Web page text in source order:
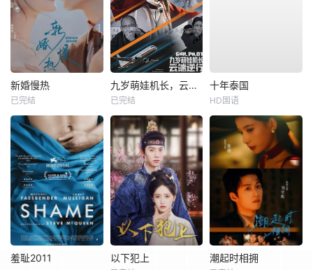
新婚慢热
已完结
九岁萌娃机长，云端逆行
已完结
十年泰国
HD国语
羞耻2011 以下犯上 潮起时相拥